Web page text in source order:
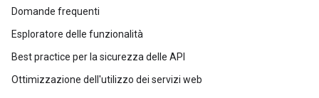
Domande frequenti
Esploratore delle funzionalità
Best practice per la sicurezza delle API
Ottimizzazione dell'utilizzo dei servizi web